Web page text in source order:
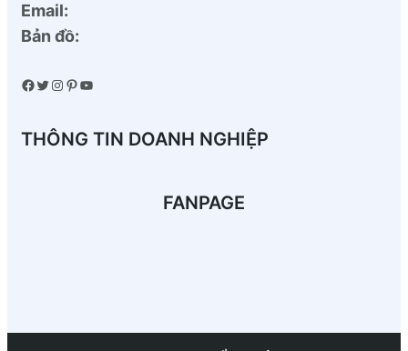
Email:
Bản đồ:
Facebook Twitter Instagram Pinterest YouTube
THÔNG TIN DOANH NGHIỆP
FANPAGE